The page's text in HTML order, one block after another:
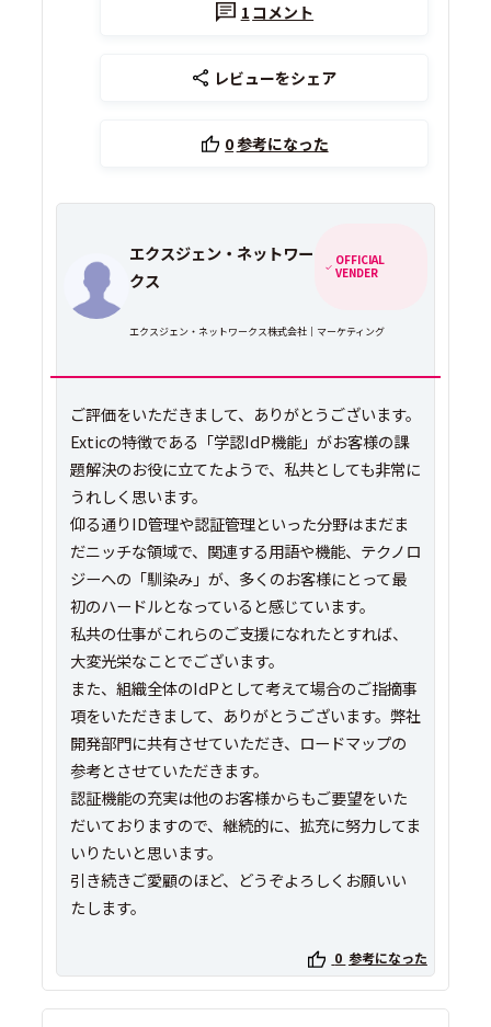
1 コメント
レビューをシェア
0参考になった
エクスジェン・ネットワー
クス
OFFICIAL
VENDER
エクスジェン・ネットワークス株式会社｜マーケティング
ご評価をいただきまして、ありがとうございます。
Exticの特徴である「学認IdP機能」がお客様の課
題解決のお役に立てたようで、私共としても非常に
うれしく思います。
仰る通りID管理や認証管理といった分野はまだま
だニッチな領域で、関連する用語や機能、テクノロ
ジーへの「馴染み」が、多くのお客様にとって最
初のハードルとなっていると感じています。
私共の仕事がこれらのご支援になれたとすれば、
大変光栄なことでございます。
また、組織全体のIdPとして考えて場合のご指摘事
項をいただきまして、ありがとうございます。弊社
開発部門に共有させていただき、ロードマップの
参考とさせていただきます。
認証機能の充実は他のお客様からもご要望をいた
だいておりますので、継続的に、拡充に努力してま
いりたいと思います。
引き続きご愛顧のほど、どうぞよろしくお願いい
たします。
0 参考になった